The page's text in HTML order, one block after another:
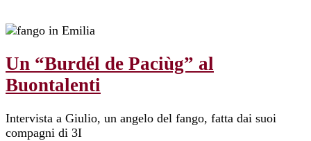
Un “Burdél de Paciùg” al
Buontalenti
Intervista a Giulio, un angelo del fango, fatta dai suoi
compagni di 3I